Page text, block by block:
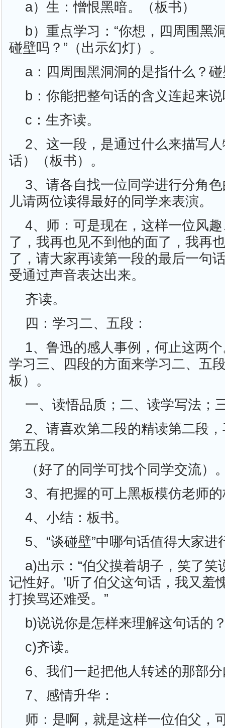
a）生：憎恨黑暗。（板书）
b）重点学习：“你想，四周围黑
碰壁吗？”（出示幻灯）。
a：四周围黑洞洞的是指什么？
b：你能把整句话的含义连起来
c：生齐读。
2、这一段，是通过什么来描写
话）（板书）。
3、请各自找一位同学进行分角
儿请两位读得最好的同学来表演。
4、师：可是现在，这样一位风
了，我再也见不到他的面了，我再
了，请大家再读第一段的最后一句
受通过声音表达出来。
齐读。
四：学习二、五段：
1、鲁迅的感人事例，何止这两
学习三、四段的方面来学习二、五
板）。
一、读悟品质；二、读学写法；
2、请喜欢第二段的精读第二段
第五段。
（好了的同学可找个同学交流）
3、有把握的可上黑板模仿老师
4、小结：板书。
5、“谈碰壁”中哪句话值得大家进
a)出示：“伯父摸着胡子，笑了笑
记性好。’听了伯父这句话，我又羞
打挨骂还难受。”
b)说说你是怎样来理解这句话的
c)齐读。
6、我们一起把他人转述的那部
7、感情升华：
师：是啊，就是这样一位伯父，